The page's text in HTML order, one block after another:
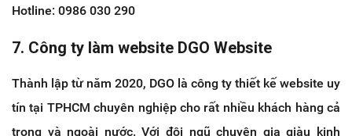
Hotline: 0986 030 290
7. Công ty làm website DGO Website
Thành lập từ năm 2020, DGO là công ty thiết kế website uy
tín tại TPHCM chuyên nghiệp cho rất nhiều khách hàng cả
trong và ngoài nước. Với đội ngũ chuyên gia giàu kinh